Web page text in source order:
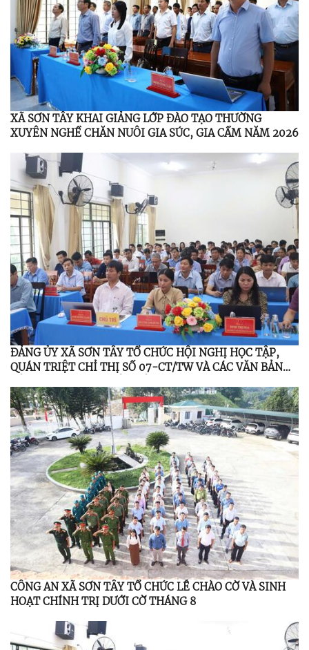
XÃ SƠN TÂY KHAI GIẢNG LỚP ĐÀO TẠO THƯỜNG
XUYÊN NGHỀ CHĂN NUÔI GIA SÚC, GIA CẦM NĂM 2026
ĐẢNG ỦY XÃ SƠN TÂY TỔ CHỨC HỘI NGHỊ HỌC TẬP,
QUÁN TRIỆT CHỈ THỊ SỐ 07-CT/TW VÀ CÁC VĂN BẢN
CÔNG AN XÃ SƠN TÂY TỔ CHỨC LỄ CHÀO CỜ VÀ SINH
HOẠT CHÍNH TRỊ DƯỚI CỜ THÁNG 8